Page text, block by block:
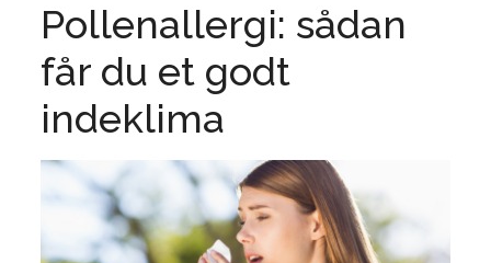
Pollenallergi: sådan
får du et godt
indeklima